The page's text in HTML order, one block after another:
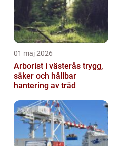
01 maj 2026
Arborist i västerås trygg,
säker och hållbar
hantering av träd